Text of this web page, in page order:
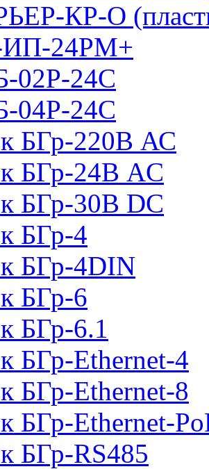
КР-О
24РМ+
02Р-24С
04Р-24С
БГр-220В АС
БГр-24В AC
БГр-30В DC
БГр-4
БГр-4DIN
БГр-6
БГр-6.1
БГр-Ethernet-4
БГр-Ethernet-8
БГр-Ethernet-
БГр-RS485